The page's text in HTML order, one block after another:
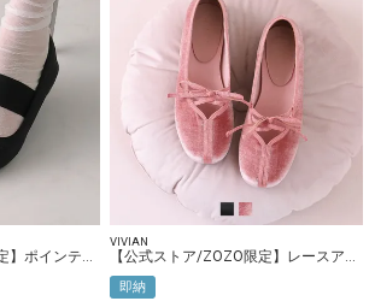
【公式ストア/ZOZO限定】ポインテッドトゥリボンゴムデザインフラットパンプス
VIVIAN
【公式ストア/ZOZO限定】レースアップリボンバレエシューズ
即納